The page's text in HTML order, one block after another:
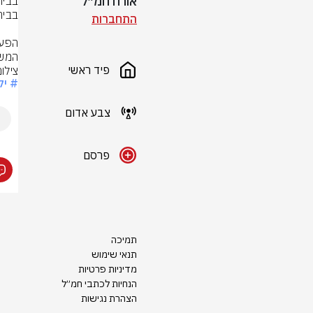
התחברות
פיד ראשי
צבע אדום
פרסם
תמיכה
תנאי שימוש
מדיניות פרטיות
הנחיות לכתבי חמ״ל
הצהרת נגישות
#